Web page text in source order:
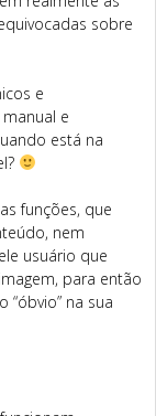
sobre
e
e
está na
funções, que
nem
usuário que
para então
na sua